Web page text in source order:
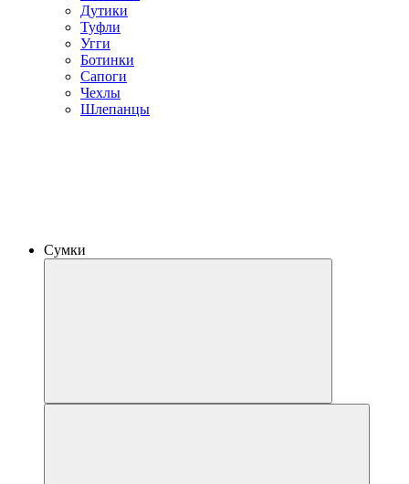
Дутики
Туфли
Угги
Ботинки
Сапоги
Чехлы
Шлепанцы
Сумки